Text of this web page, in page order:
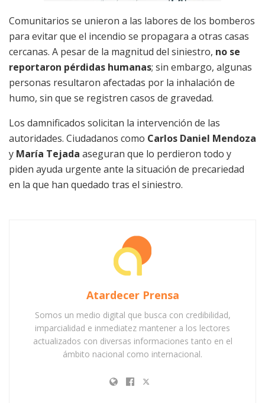
Comunitarios se unieron a las labores de los bomberos
para evitar que el incendio se propagara a otras casas
cercanas. A pesar de la magnitud del siniestro, no se
reportaron pérdidas humanas; sin embargo, algunas
personas resultaron afectadas por la inhalación de
humo, sin que se registren casos de gravedad.
Los damnificados solicitan la intervención de las
autoridades. Ciudadanos como Carlos Daniel Mendoza
y María Tejada aseguran que lo perdieron todo y
piden ayuda urgente ante la situación de precariedad
en la que han quedado tras el siniestro.
Atardecer Prensa
Somos un medio digital que busca con credibilidad,
imparcialidad e inmediatez mantener a los lectores
actualizados con diversas informaciones tanto en el
ámbito nacional como internacional.